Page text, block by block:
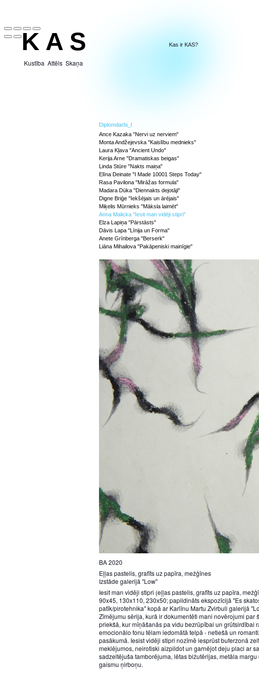
K A S Kas ir KAS?
Diplomdarbi_I
Ance Kazaka "Nervi uz nerviem"
Monta Andžejevska "Kaislību mednieks"
Laura Kļava "Ancient Undo''
Kerija Arne "Dramatiskas beigas"
Linda Stūre "Nakts maiņa"
Elīna Deinate "I Made 10001 Steps Today"
Rasa Pavilona "Mirāžas formula"
Madara Dūka "Diennakts dejotāji"
Digne Briģe "Iekšējais un ārējais"
Miķelis Mūrnieks "Māksla laimēt"
Anna Malicka "Iesit man vidēji stipri"
Elza Lapiņa "Pārstāsts"
Dāvis Lapa "Līnija un Forma"
Anete Grīnberga "Berserk"
Liāna Mihailova "Pakāpeniski mainīgie"
BA 2020
Eļļas pastelis, grafīts uz papīra, mežģīnes
Izstāde galerijā "Low"
Iesit man vidēji stipri (eļļas pastelis, grafīts uz papīra,
90x45, 130x110, 230x50; papildināts ekspozīcijā "Es
patīk/pirotehnika" kopā ar Karlīnu Martu Zvirbuli galerijā
Zīmējumu sērija, kurā ir dokumentēti mani novērojumi par
priekšā, kur mīņāšanās pa vidu bezrūpībai un grūtsirdībai
emocionālo fonu tēlam iedomātā telpā - netiešā un
pasākumā. Iesist vidēji stipri nozīmē iesprūst buferzonā
meklējumos, neirotiski aizpildot un garnējot deju placi ar
sadzeltējuša tamborējuma, lētas bižutērijas, metāla margu
gaismu ņirboņu.
Kustība Attēls Skaņa